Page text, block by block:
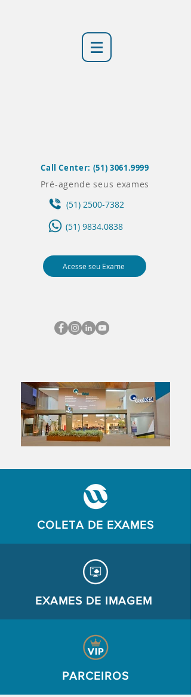
Call Center: (51) 3061.9999
Pré-agende seus exames
(51) 2500-7382
(51) 9834.0838
Acesse seu Exame
COLETA DE EXAMES
EXAMES DE IMAGEM
PARCEIROS